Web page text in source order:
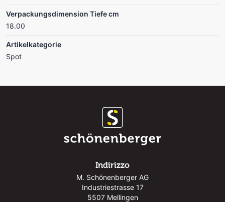
Verpackungsdimension Tiefe cm
18.00
Artikelkategorie
Spot
Indirizzo
M. Schönenberger AG
Industriestrasse 17
5507 Mellingen